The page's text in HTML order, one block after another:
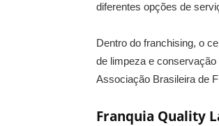
diferentes opções de
Dentro do franchising, o
de limpeza e
Associação Brasileira de
Franquia Quality